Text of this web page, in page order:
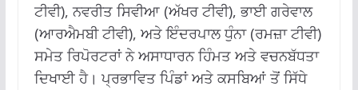
ਟੀਵੀ), ਨਵਰੀਤ ਸਿਵੀਆ (ਅੱਖਰ ਟੀਵੀ), ਭਾਈ ਗਰੇਵਾਲ
(ਆਰਐਮਬੀ ਟੀਵੀ), ਅਤੇ ਇੰਦਰਪਾਲ ਧੁੰਨਾ (ਰਮਜ਼ਾ ਟੀਵੀ)
ਸਮੇਤ ਰਿਪੋਰਟਰਾਂ ਨੇ ਅਸਾਧਾਰਨ ਹਿੰਮਤ ਅਤੇ ਵਚਨਬੱਧਤਾ
ਦਿਖਾਈ ਹੈ। ਪ੍ਰਭਾਵਿਤ ਪਿੰਡਾਂ ਅਤੇ ਕਸਬਿਆਂ ਤੋਂ ਸਿੱਧੇ